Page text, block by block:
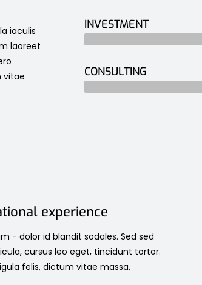
iaculis
laoreet
vitae
INVESTMENT
CONSULTING
experience
- dolor id blandit sodales. Sed sed
cursus leo eget, tincidunt tortor.
felis, dictum vitae massa.